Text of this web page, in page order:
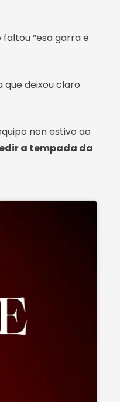
“esa garra e
que deixou claro
non estivo ao
a tempada da